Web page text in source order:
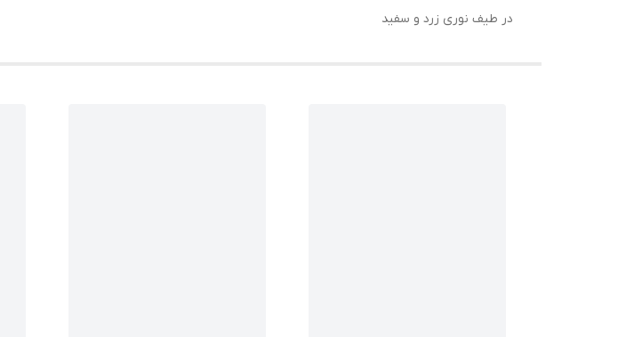
در طیف نوری زرد و سفید